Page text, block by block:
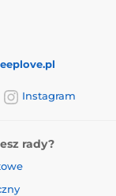
Instagram
rady?